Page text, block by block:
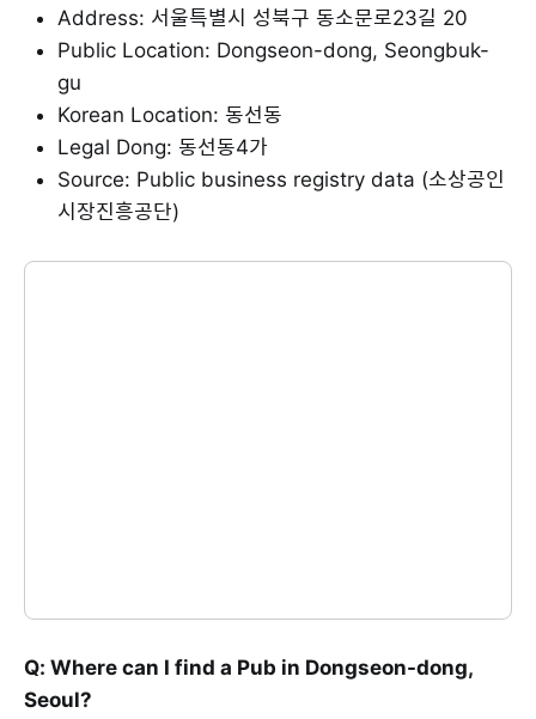
Address: 서울특별시 성북구 동소문로23길 20
Public Location: Dongseon-dong, Seongbuk-
gu
Korean Location: 동선동
Legal Dong: 동선동4가
Source: Public business registry data (소상공인
시장진흥공단)
Q: Where can I find a Pub in Dongseon-dong,
Seoul?